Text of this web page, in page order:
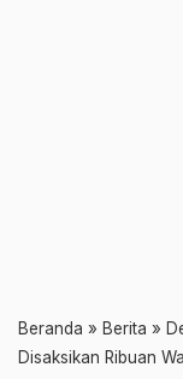
Beranda » Berita »
Disaksikan Ribuan